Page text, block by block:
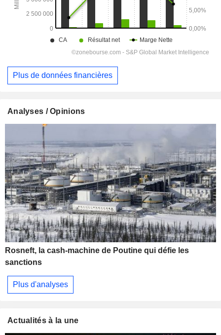
Plus de données financières
Analyses / Opinions
Rosneft, la cash-machine de Poutine qui défie les
sanctions
Plus d'analyses
Actualités à la une